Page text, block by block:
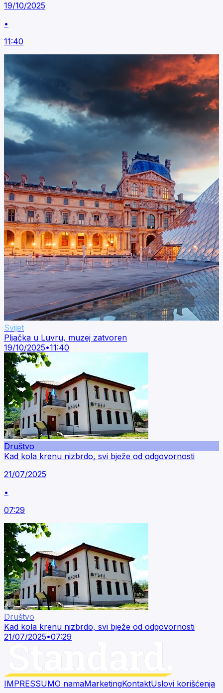
19/10/2025
•
11:40
Svijet
Pljačka u Luvru, muzej zatvoren
19/10/2025•11:40
Društvo
Kad kola krenu nizbrdo, svi bježe od odgovornosti
21/07/2025
•
07:29
Društvo
Kad kola krenu nizbrdo, svi bježe od odgovornosti
21/07/2025•07:29
IMPRESSUMO namaMarketingKontaktUslovi korišćenja